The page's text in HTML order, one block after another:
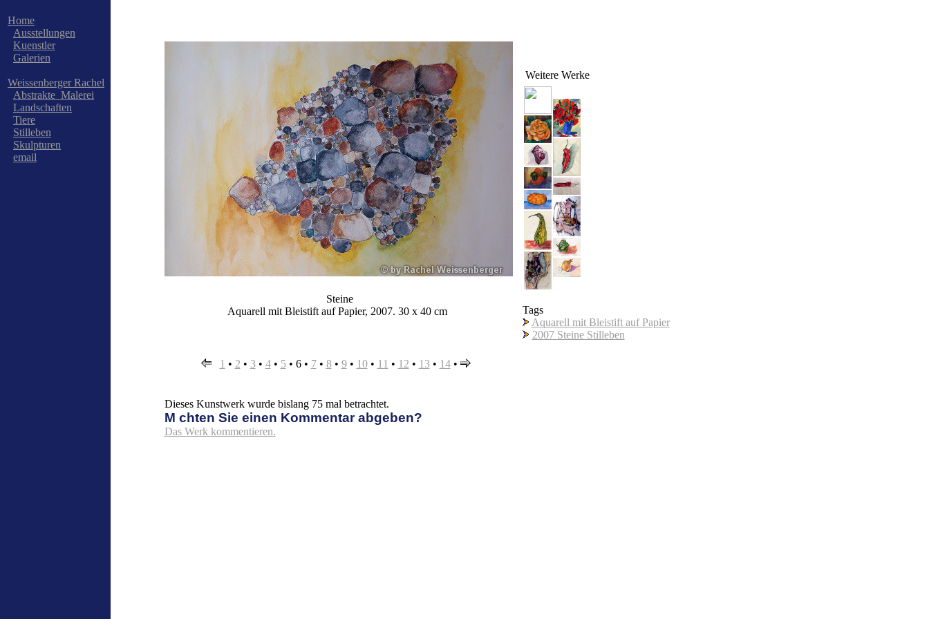
Home
Ausstellungen
Kuenstler
Galerien
Weissenberger Rachel
Abstrakte_Malerei
Landschaften
Tiere
Stilleben
Skulpturen
email
Steine
Aquarell mit Bleistift auf Papier, 2007. 30 x 40 cm
1 • 2 • 3• 4• 5• 6• 7• 8• 9• 10• 11 • 12 • 13• 14•
Weitere Werke
Tags
Aquarell mit Bleistift auf Papier
2007 Steine Stilleben
Dieses Kunstwerk wurde bislang 75 mal betrachtet.
M chten Sie einen Kommentar abgeben?
Das Werk kommentieren.